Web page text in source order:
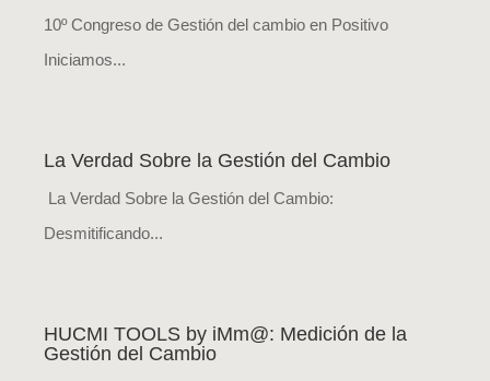
10º Congreso de Gestión del cambio en Positivo
Iniciamos...
La Verdad Sobre la Gestión del Cambio
La Verdad Sobre la Gestión del Cambio:
Desmitificando...
HUCMI TOOLS by iMm@: Medición de la
Gestión del Cambio